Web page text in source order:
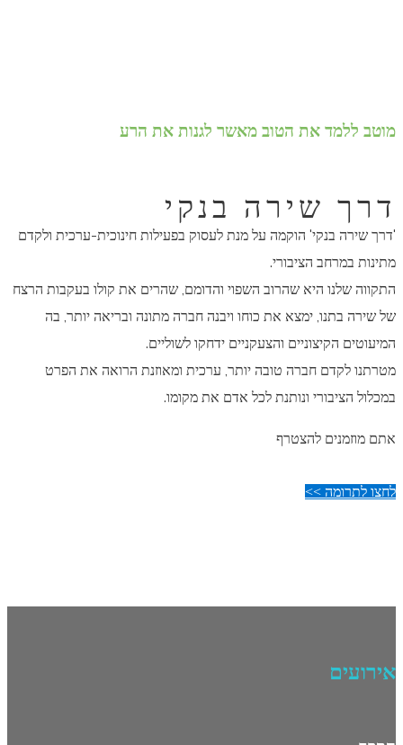
מוטב ללמד את הטוב מאשר לגנות את הרע
דרך שירה בנקי
'דרך שירה בנקי' הוקמה על מנת לעסוק בפעילות חינוכית-ערכית ולקדם
מתינות במרחב הציבורי.
התקווה שלנו היא שהרוב השפוי והדומם, שהרים את קולו בעקבות הרצח
של שירה בתנו, ימצא את כוחו ויבנה חברה מתונה ובריאה יותר, בה
המיעוטים הקיצוניים והצעקניים ידחקו לשוליים.
מטרתנו לקדם חברה טובה יותר, ערכית ומאוזנת הרואה את הפרט
במכלול הציבורי ונותנת לכל אדם את מקומו.
אתם מוזמנים להצטרף
לחצו לתרומה >>
אירועים